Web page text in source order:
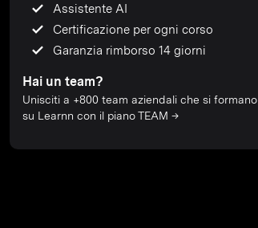
Assistente AI
Certificazione per ogni corso
Garanzia rimborso 14 giorni
Hai un team?
Unisciti a +800 team aziendali che si
su Learnn con il piano TEAM →